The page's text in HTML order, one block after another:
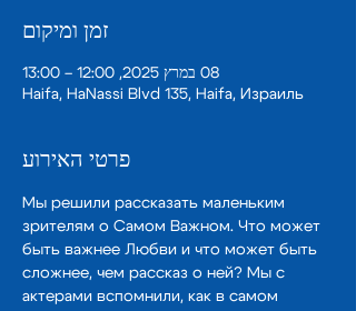
זמן ומיקום
08 במרץ 2025, 12:00 – 13:00
Haifa, HaNassi Blvd 135, Haifa, Израиль
פרטי האירוע
Мы решили рассказать маленьким
зрителям о Самом Важном. Что может
быть важнее Любви и что может быть
сложнее, чем рассказ о ней? Мы с
актерами вспомнили, как в самом